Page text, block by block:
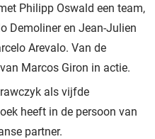
Philipp Oswald een team,
Demoliner en Jean-Julien
Arevalo. Van de
Marcos Giron in actie.
als vijfde
heeft in de persoon van
partner.